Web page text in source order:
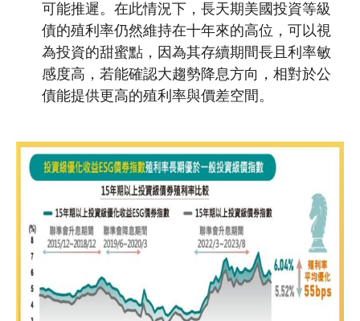
可能推遲。在此情況下，長天期美國投資等級
債的殖利率仍然維持在十年來的高位，可以視
為投資的甜蜜點，因為其存續期間長且利率敏
感度高，若能確認大趨勢降息方向，相對於公
債能提供更高的殖利率與價差空間。